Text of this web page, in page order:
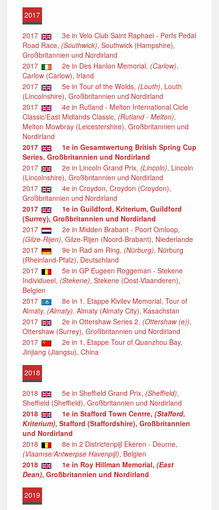
2017
2017
3e in Velo Club Saint Raphael - Perfs Pedal
Road Race, (Southwick), Southwick (Hampshire),
Großbritannien und Nordirland
2017
2e in Des Hanlon Memorial, (Carlow),
Carlow (Carlow), Irland
2017
5e in Tour of the Wolds, (Louth), Louth
(Lincolnshire), Großbritannien und Nordirland
2017
4e in Rutland - Melton International Cicle
Classic/East Midlands Classic, (Rutland - Melton),
Melton Mowbray (Leicestershire), Großbritannien und
Nordirland
2017
1e in Gesamtwertung British Spring Cup
Series, Großbritannien und Nordirland
2017
2e in Lincoln Grand Prix, (Lincoln), Lincoln
(Lincolnshire), Großbritannien und Nordirland
2017
4e in Croydon, Croydon (Croydon),
Großbritannien und Nordirland
2017
1e in Guildford, Kriterium, Guildford
(Surrey), Großbritannien und Nordirland
2017
2e in Midden Brabant - Poort Omloop,
(Gilze-Rijen), Gilze-Rijen (Noord-Brabant), Niederlande
2017
9e in Rad am Ring, (Nürburg), Nürburg
(Rheinland-Pfalz), Deutschland
2017
5e in GP Eugeen Roggeman - Stekene
Individueel, (Stekene), Stekene (Oost-Vlaanderen),
Belgien
2017
8e in 1. Etappe Kivilev Memorial, Tour of
Almaty, (Almaty), Almaty (Almaty City), Kasachstan
2017
2e in Ottershaw Series 2, (Ottershaw (e)),
Ottershaw (Surrey), Großbritannien und Nordirland
2017
2e in 1. Etappe Tour of Quanzhou Bay,
Jinjiang (Jiangsu), China
2018
2018 5e in Sheffield Grand Prix, (Sheffield),
Sheffield (Sheffield), Großbritannien und Nordirland
2018
1e in Stafford Town Centre, (Stafford,
Kriterium), Stafford (Staffordshire), Großbritannien
und Nordirland
2018
8e in 2 Districtenpijl Ekeren - Deurne,
(Vlaamse/Antwerpse Havenpijl), Belgien
2018
1e in Roy Hillman Memorial, (East
Dean), Großbritannien und Nordirland
2019